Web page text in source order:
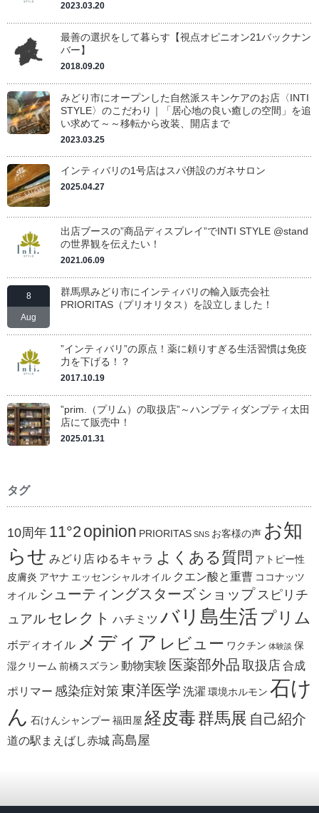
2023.03.20
最善の選択をして暮らす【視点オピニオン21バックナン
バー】
2018.09.20
みどり市にオープンした自然派スキンケアのお店〈INTI
STYLE〉のこだわり｜「居心地の良い癒しの空間」を追
い求めて～～移転から改装、開店まで
2023.03.25
インティバリの1号店はスパ併設のガネサロン
2025.04.27
出店ブースの”商品ディスプレイ”でINTI STYLE @stand
の世界観を伝えたい！
2021.06.09
8
Aug
群馬県みどり市にインティバリの輸入販売会社
PRIORITAS（プリオリタス）を設立しました！
”インティバリ”の原点！薬に頼りすぎる生活習慣は免疫
力を下げる！？
2017.10.19
”prim.（プリム）の取扱店”～ハンプティダンプティ太田
店にて販売中！
2025.01.31
タグ
10周年 11°2opinion PRIORITAS SNS お客様の声 お知
らせ みどり店 ゆるキャラ よくある質問 アトピー性
皮膚炎 アヤナ エッセンシャルオイル クエン酸と重曹 ココナッツ
オイル シューティングスターズ ショップ スピリチ
ュアル セレクト ハチミツ バリ島生活 プリム
ボディオイル メディア レビュー ワクチン 体験談 保
湿クリーム 前橋スズラン 動物実験 医薬部外品 取扱店合成
ポリマー 感染症対策 東洋医学 洗濯 環境ホルモン 石け
ん 石けんシャンプー 福田屋 経皮毒群馬展 自己紹介
道の駅まえばし赤城 高島屋